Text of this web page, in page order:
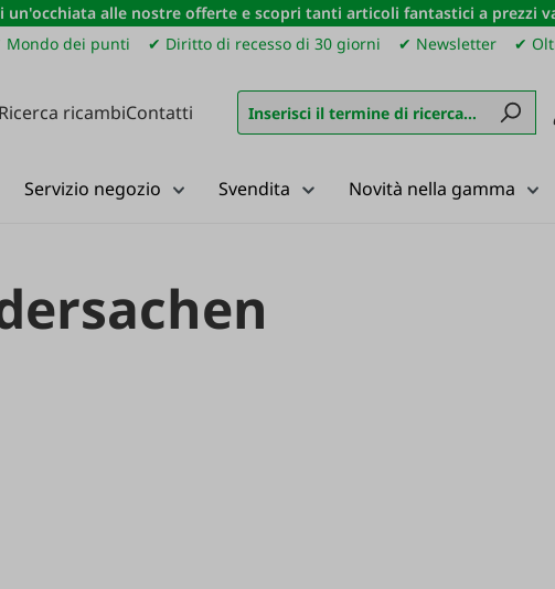
un'occhiata alle nostre offerte e scopri tanti articoli fantastici a prezzi
Mondo dei punti ✔ Diritto di recesso di 30 giorni ✔ Newsletter ✔
Ricerca ricambiContatti
Servizio negozio Svendita Novità nella gamma